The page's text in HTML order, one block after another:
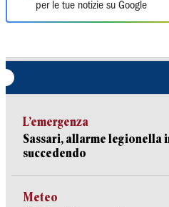
per le tue notizie su Google
L’emergenza
Sassari, allarme legionella
succedendo
Meteo